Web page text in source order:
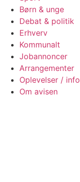
Børn & unge
Debat & politik
Erhverv
Kommunalt
Jobannoncer
Arrangementer
Oplevelser / info
Om avisen